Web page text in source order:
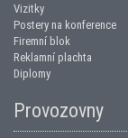
Vizitky
Postery na konference
Firemní blok
Reklamní plachta
Diplomy
Provozovny